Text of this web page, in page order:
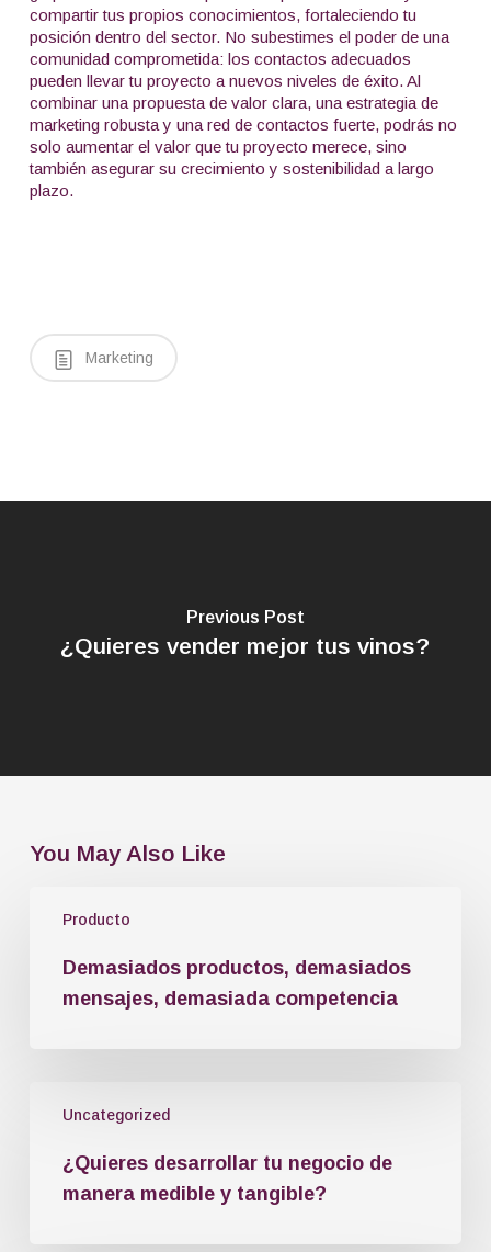
compartir tus propios conocimientos, fortaleciendo tu
posición dentro del sector. No subestimes el poder de una
comunidad comprometida: los contactos adecuados
pueden llevar tu proyecto a nuevos niveles de éxito. Al
combinar una propuesta de valor clara, una estrategia de
marketing robusta y una red de contactos fuerte, podrás no
solo aumentar el valor que tu proyecto merece, sino
también asegurar su crecimiento y sostenibilidad a largo
plazo.
Marketing
Previous Post
¿Quieres vender mejor tus vinos?
You May Also Like
Producto
Demasiados productos, demasiados
mensajes, demasiada competencia
Uncategorized
¿Quieres desarrollar tu negocio de
manera medible y tangible?